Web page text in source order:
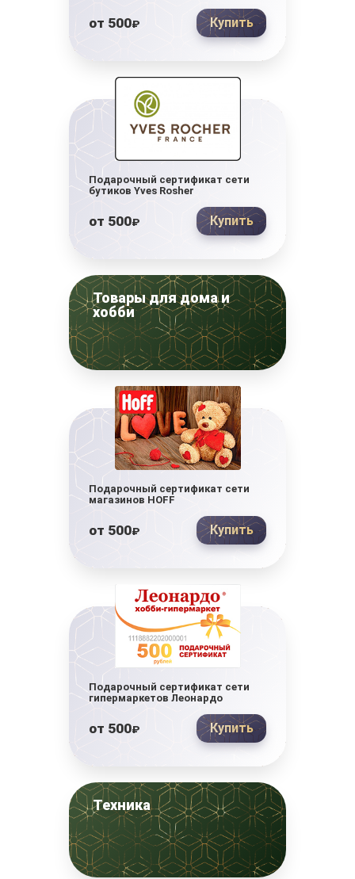
от 500₽ Купить
Подарочный сертификат сети
бутиков Yves Rosher
от 500₽ Купить
Товары для дома и
хобби
Подарочный сертификат сети
магазинов HOFF
от 500₽ Купить
Подарочный сертификат сети
гипермаркетов Леонардо
от 500₽ Купить
Техника